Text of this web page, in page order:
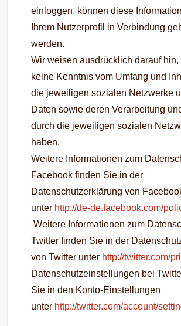
einloggen, können diese
Ihrem Nutzerprofil in Verbindung
werden.
Wir weisen ausdrücklich darauf hin,
keine Kenntnis vom Umfang und
die jeweiligen sozialen Netzwerke
Daten sowie deren Verarbeitung
durch die jeweiligen sozialen
haben.
Weitere Informationen zum
Facebook finden Sie in der
Datenschutzerklärung von
unter http://de-de.facebook.com/
Weitere Informationen zum
Twitter finden Sie in der
von Twitter unter http://twitter.com/
Datenschutzeinstellungen bei
Sie in den Konto-Einstellungen
unter http://twitter.com/account/